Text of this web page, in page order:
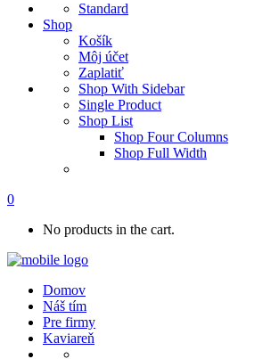
Standard
Shop
Košík
Môj účet
Zaplatiť
Shop With Sidebar
Single Product
Shop List
Shop Four Columns
Shop Full Width
0
No products in the cart.
Domov
Náš tím
Pre firmy
Kaviareň